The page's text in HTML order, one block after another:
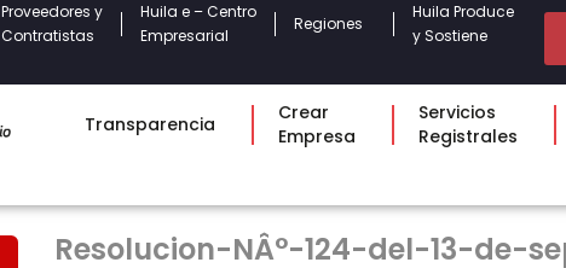
Proveedores y
Contratistas
Huila e – Centro
Empresarial
Regiones
Huila Produce
y Sostiene
Transparencia
Crear
Empresa
Servicios
Registrales
Resolucion-NÂ°-124-del-13-de-